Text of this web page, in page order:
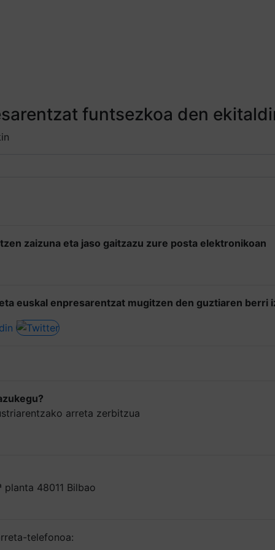
funtsezkoa den
zaizuna eta jaso gaitzazu zure posta elektronikoan
euskal enpresarentzat mugitzen den guztiaren berri
arreta zerbitzua
48011 Bilbao
telefonoa: